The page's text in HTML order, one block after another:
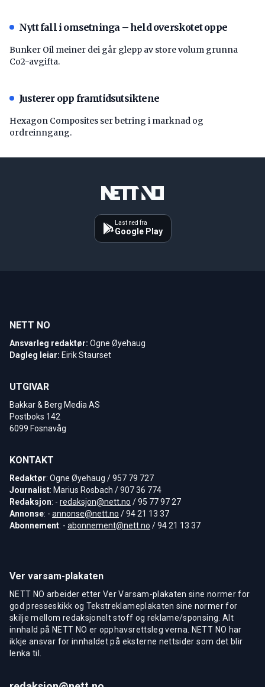
Nytt fall i omsetninga – held overskotet oppe
Bunker Oil meiner dei går glepp av store volum grunna
Co2-avgifta.
Justerer opp framtidsutsiktene
Hexagon Composites ser betring i marknad og
ordreinngang.
Last ned fra
Google Play
NETT NO
Ansvarleg redaktør: Ogne Øyehaug
Dagleg leiar: Eirik Staurset
UTGIVAR
Bakkar & Berg Media AS
Postboks 142
6099 Fosnavåg
KONTAKT
Redaktør: Ogne Øyehaug / 957 79 727
Journalist: Marius Rosbach / 907 36 774
Redaksjon: - redaksjon@nett.no / 95 77 97 27
Annonse: - annonse@nett.no / 94 21 13 37
Abonnement: - abonnement@nett.no / 94 21 13 37
Ver varsam-plakaten
NETT NO arbeider etter Ver Varsam-plakaten sine normer for
god presseskikk og Tekstreklameplakaten sine normer for
skilje mellom redaksjonelt stoff og reklame/sponsing. Alt
innhald på NETT NO er opphavsrettsleg verna. NETT NO har
ikkje ansvar for innhaldet på eksterne nettsider som det blir
lenka til.